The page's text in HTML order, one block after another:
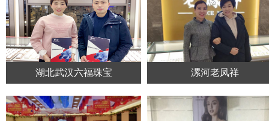
湖北武汉六福珠宝 漯河老凤祥